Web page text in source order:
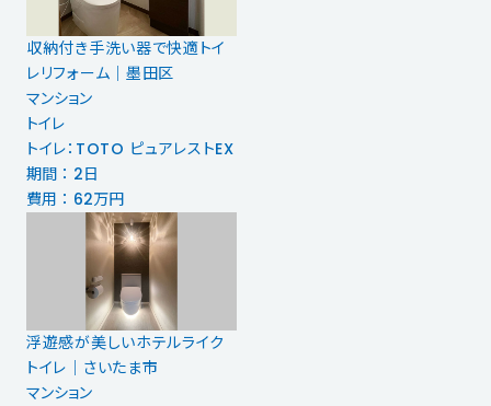
収納付き手洗い器で快適トイ
レリフォーム｜墨田区
マンション
トイレ
トイレ：TOTO ピュアレストEX
期間 ： 2日
費用 ： 62万円
浮遊感が美しいホテルライク
トイレ｜さいたま市
マンション